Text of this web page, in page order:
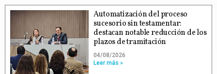
Automatización del proceso
sucesorio sin testamentar:
destacan notable reducción de los
plazos de tramitación
04/08/2026
Leer más »